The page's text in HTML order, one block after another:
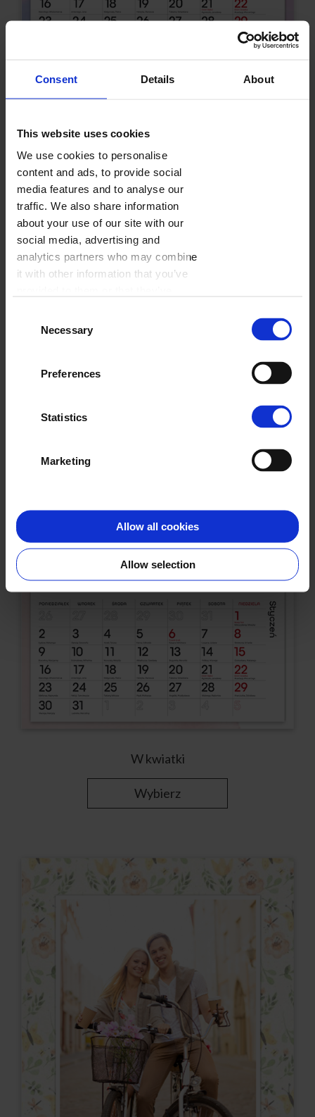
Consent Details About
This website uses cookies
We use cookies to personalise
content and ads, to provide social
media features and to analyse our
traffic. We also share information
about your use of our site with our
social media, advertising and
analytics partners who may combine
it with other information that you’ve
services.
SelectionNecessary
Preferences
Statistics
Marketing
Allow all cookies
Allow selection
Wybierz
W kwiatki
Wybierz